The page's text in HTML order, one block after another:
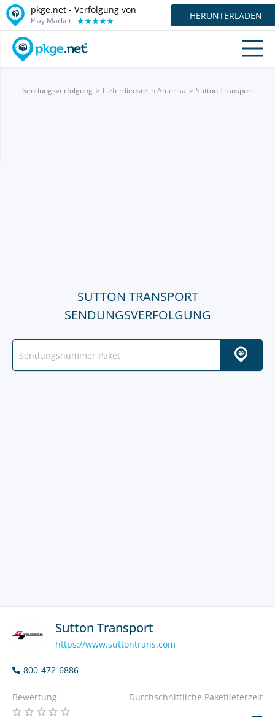
pkge.net - Verfolgung von
Play Market: HERUNTERLADEN
Sendungsverfolgung Lieferdienste in Amerika Sutton Transport
SUTTON TRANSPORT
SENDUNGSVERFOLGUNG
Sutton Transport
https://www.suttontrans.com
800-472-6886
Bewertung Durchschnittliche Paketlieferzeit
—